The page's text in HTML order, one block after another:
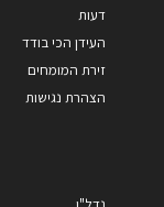
דעות
העידן הכי בודד
זירת המומחים
הצהרת נגישות